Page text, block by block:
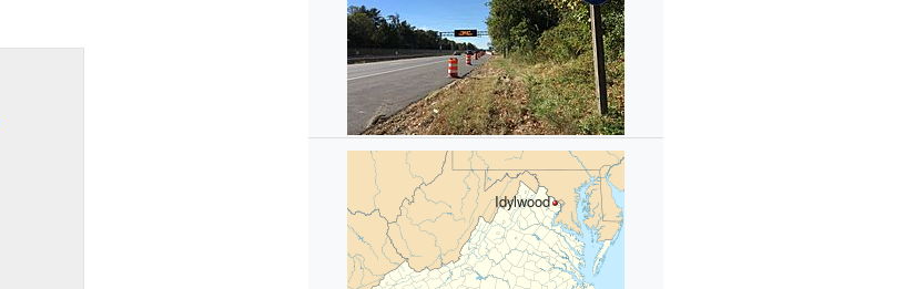
Idylwood